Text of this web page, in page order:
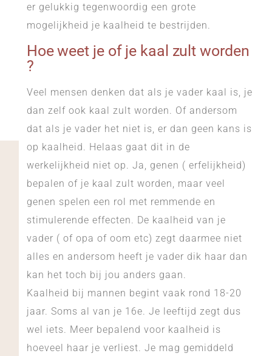
er gelukkig tegenwoordig een grote
mogelijkheid je kaalheid te bestrijden.
Hoe weet je of je kaal zult worden
?
Veel mensen denken dat als je vader kaal is, je
dan zelf ook kaal zult worden. Of andersom
dat als je vader het niet is, er dan geen kans is
op kaalheid. Helaas gaat dit in de
werkelijkheid niet op. Ja, genen ( erfelijkheid)
bepalen of je kaal zult worden, maar veel
genen spelen een rol met remmende en
stimulerende effecten. De kaalheid van je
vader ( of opa of oom etc) zegt daarmee niet
alles en andersom heeft je vader dik haar dan
kan het toch bij jou anders gaan.
Kaalheid bij mannen begint vaak rond 18-20
jaar. Soms al van je 16e. Je leeftijd zegt dus
wel iets. Meer bepalend voor kaalheid is
hoeveel haar je verliest. Je mag gemiddeld